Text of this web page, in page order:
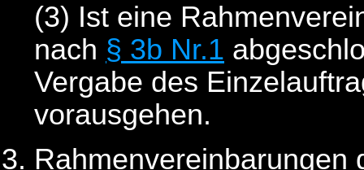
(3) Ist eine
nach § 3b Nr.1
Vergabe des
vorausgehen.
Rahmenvereinbarungen